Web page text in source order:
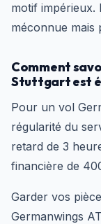
motif impérieux.
méconnue mais
Comment
Stuttgart est
Pour un vol
régularité du
retard de 3
financière de
Garder vos
Germanwings